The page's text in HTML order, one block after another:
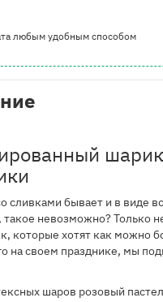
любым удобным способом
сливками бывает и в виде
невозможно? Только
которые хотят как можно
на своем празднике, мы
шаров розовый